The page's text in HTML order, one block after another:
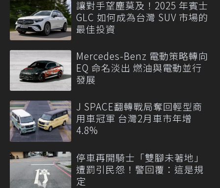
讓對手望塵莫及！2025 年賓士
GLC 如何成為台灣 SUV 市場的
最佳投資
Mercedes-Benz 電動策略轉向
EQ 命名淡出 燃油與電動並行
發展
J SPACE翻轉戰局奪回輕型商
用車冠軍 台灣2月車市年增
4.8%
停車再開騎士「雙腳未著地」
遭罰引民怨！警回覆：這是規
定